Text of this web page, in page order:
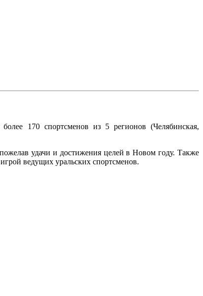
170 спортсменов из 5 регионов (Челябинская,
удачи и достижения целей в Новом году. Также
ведущих уральских спортсменов.